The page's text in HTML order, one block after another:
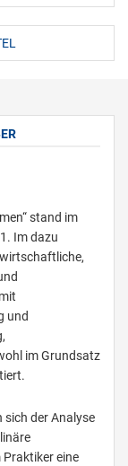
stand im
Im dazu
und
im Grundsatz
sich der Analyse
eine